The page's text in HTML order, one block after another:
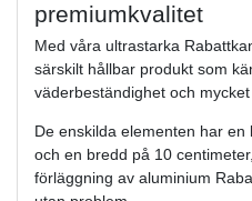
premiumkvalitet
Med våra ultrastarka
särskilt hållbar produkt som
väderbeständighet och
De enskilda elementen har
och en bredd på 10
förläggning av aluminium